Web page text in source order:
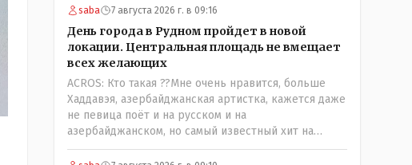
мошенники. Я приехал туда, в банк, нашел того, кто
мне звонил, притащил к главному менеджеру и
обоим сказал: ещё один такой звонок, без разницы,
какая причина, и я счета свои у вас позакрываю.
Остальные входящие сразу в бан, по умолчанию для
меня любой входящий - Скам, пока не доказано
обратное - Zero trust. Все созвоны - только на
верифицируемые номера.Всё верно, я тоже так
поступаю,но увы любопытство ещё никто не
отменял! Я уже давно всё объяснил жене, но она
saba 7 августа 2026 г. в 09:16
День города в Рудном пройдет в новой
локации. Центральная площадь не вмещает
всех желающих
ACROS: Кто такая ??Мне очень нравится, больше
Хаддавэя, азербайджанская артистка, кажется даже
не певица поёт и на русском и на
азербайджанском, но самый известный хит на
турецком. У неё очень необычный низкий тембр